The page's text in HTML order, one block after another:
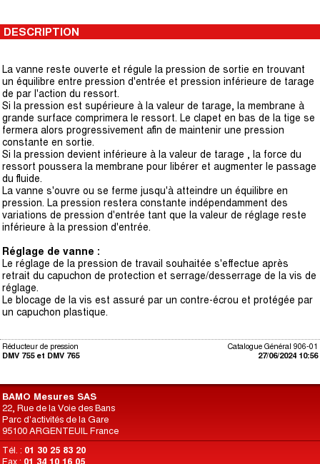
DESCRIPTION
La vanne reste ouverte et régule la pression de sortie en trouvant
un équilibre entre pression d'entrée et pression inférieure de tarage
de par l'action du ressort.
Si la pression est supérieure à la valeur de tarage, la membrane à
grande surface comprimera le ressort. Le clapet en bas de la tige se
fermera alors progressivement afin de maintenir une pression
constante en sortie.
Si la pression devient inférieure à la valeur de tarage , la force du
ressort poussera la membrane pour libérer et augmenter le passage
du fluide.
La vanne s'ouvre ou se ferme jusqu'à atteindre un équilibre en
pression. La pression restera constante indépendamment des
variations de pression d'entrée tant que la valeur de réglage reste
inférieure à la pression d'entrée.
Réglage de vanne :
Le réglage de la pression de travail souhaitée s'effectue après
retrait du capuchon de protection et serrage/desserrage de la vis de
réglage.
Le blocage de la vis est assuré par un contre-écrou et protégée par
un capuchon plastique.
Catalogue Général 906-01
27/06/2024 10:56
Réducteur de pression
DMV 755 et DMV 765
BAMO Mesures SAS
22, Rue de la Voie des Bans
Parc d'activités de la Gare
95100 ARGENTEUIL France
Tél. : 01 30 25 83 20
Fax : 01 34 10 16 05